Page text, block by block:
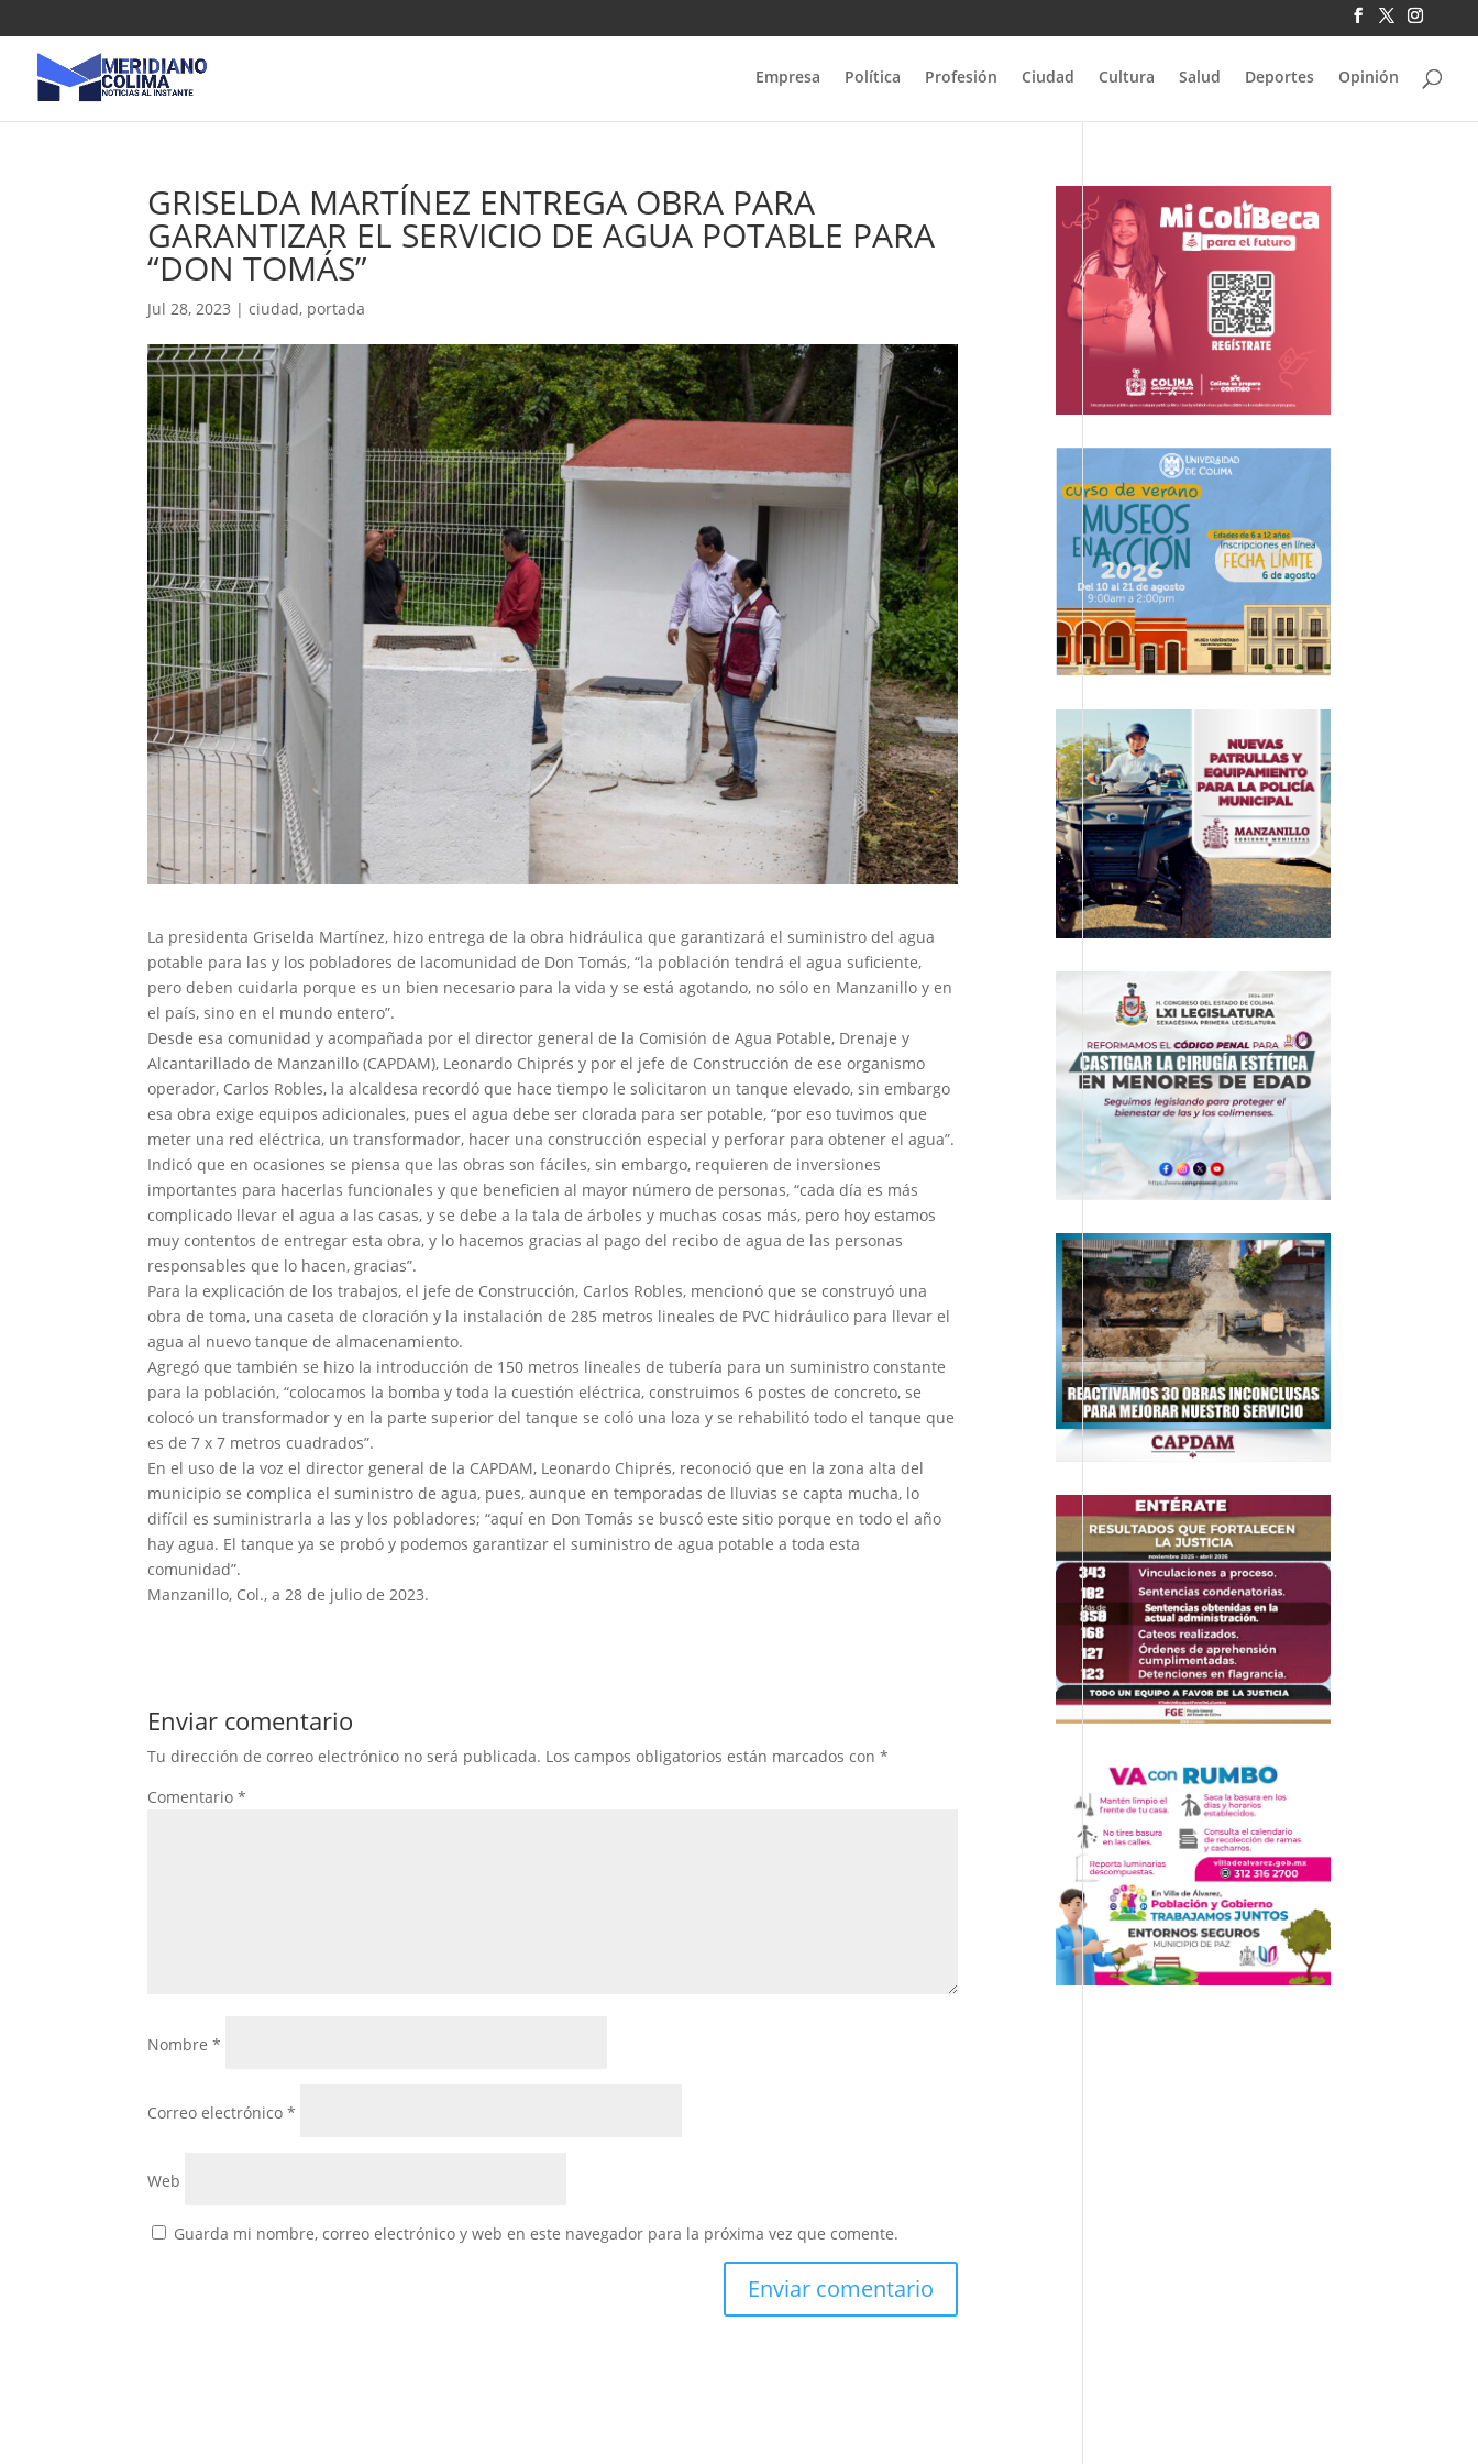
Empresa Política Profesión Ciudad Cultura Salud Deportes Opinión
GRISELDA MARTÍNEZ ENTREGA OBRA PARA
GARANTIZAR EL SERVICIO DE AGUA POTABLE PARA
“DON TOMÁS”
Jul 28, 2023 |ciudad, portada
La presidenta Griselda Martínez, hizo entrega de la obra hidráulica que garantizará el suministro del agua
potable para las y los pobladores de lacomunidad de Don Tomás, “la población tendrá el agua suficiente,
pero deben cuidarla porque es un bien necesario para la vida y se está agotando, no sólo en Manzanillo y en
el país, sino en el mundo entero”.
Desde esa comunidad y acompañada por el director general de la Comisión de Agua Potable, Drenaje y
Alcantarillado de Manzanillo (CAPDAM), Leonardo Chiprés y por el jefe de Construcción de ese organismo
operador, Carlos Robles, la alcaldesa recordó que hace tiempo le solicitaron un tanque elevado, sin embargo
esa obra exige equipos adicionales, pues el agua debe ser clorada para ser potable, “por eso tuvimos que
meter una red eléctrica, un transformador, hacer una construcción especial y perforar para obtener el agua”.
Indicó que en ocasiones se piensa que las obras son fáciles, sin embargo, requieren de inversiones
importantes para hacerlas funcionales y que beneficien al mayor número de personas, “cada día es más
complicado llevar el agua a las casas, y se debe a la tala de árboles y muchas cosas más, pero hoy estamos
muy contentos de entregar esta obra, y lo hacemos gracias al pago del recibo de agua de las personas
responsables que lo hacen, gracias”.
Para la explicación de los trabajos, el jefe de Construcción, Carlos Robles, mencionó que se construyó una
obra de toma, una caseta de cloración y la instalación de 285 metros lineales de PVC hidráulico para llevar el
agua al nuevo tanque de almacenamiento.
Agregó que también se hizo la introducción de 150 metros lineales de tubería para un suministro constante
para la población, “colocamos la bomba y toda la cuestión eléctrica, construimos 6 postes de concreto, se
colocó un transformador y en la parte superior del tanque se coló una loza y se rehabilitó todo el tanque que
es de 7 x 7 metros cuadrados”.
En el uso de la voz el director general de la CAPDAM, Leonardo Chiprés, reconoció que en la zona alta del
municipio se complica el suministro de agua, pues, aunque en temporadas de lluvias se capta mucha, lo
difícil es suministrarla a las y los pobladores; “aquí en Don Tomás se buscó este sitio porque en todo el año
hay agua. El tanque ya se probó y podemos garantizar el suministro de agua potable a toda esta
comunidad”.
Manzanillo, Col., a 28 de julio de 2023.
Enviar comentario
Tu dirección de correo electrónico no será publicada. Los campos obligatorios están marcados con*
Comentario*
Nombre*
Correo electrónico*
Web
Guarda mi nombre, correo electrónico y web en este navegador para la próxima vez que comente.